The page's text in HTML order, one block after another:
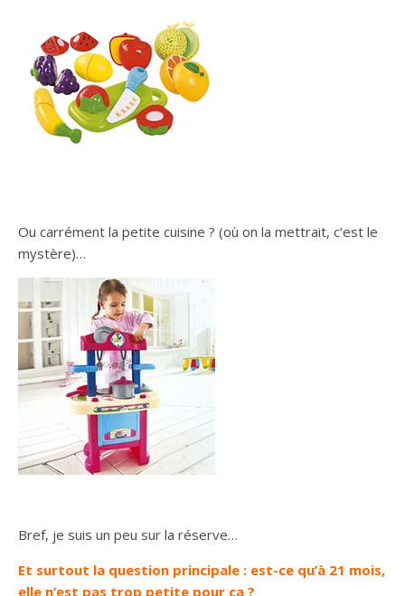
Ou carrément la petite cuisine ? (où on la mettrait, c’est le
mystère)…
Bref, je suis un peu sur la réserve…
Et surtout la question principale : est-ce qu’à 21 mois,
elle n’est pas trop petite pour ça ?